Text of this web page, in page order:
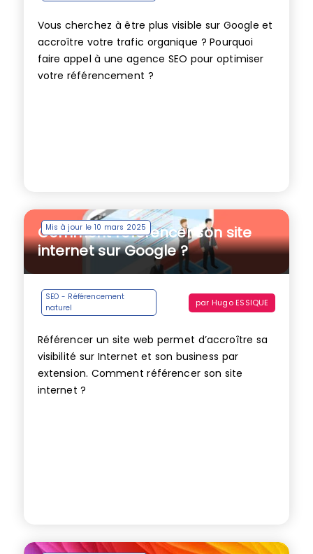
Vous cherchez à être plus visible sur Google et
accroître votre trafic organique ? Pourquoi
faire appel à une agence SEO pour optimiser
votre référencement ?
Mis à jour le 10 mars 2025
Comment référencer son site
internet sur Google ?
SEO - Référencement
naturel
par Hugo ESSIQUE
Référencer un site web permet d’accroître sa
visibilité sur Internet et son business par
extension. Comment référencer son site
internet ?